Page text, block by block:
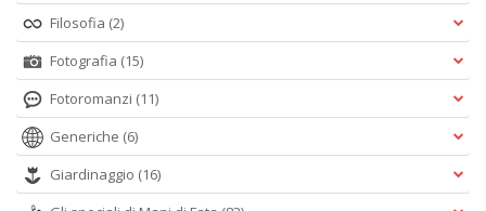
Filosofia (2)
Fotografia (15)
Fotoromanzi (11)
Generiche (6)
Giardinaggio (16)